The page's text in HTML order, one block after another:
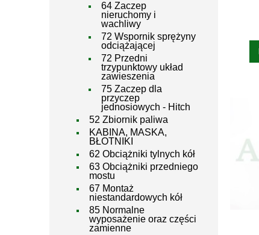
64 Zaczep
nieruchomy i
wachliwy
72 Wspornik sprężyny
odciążającej
72 Przedni
trzypunktowy układ
zawieszenia
75 Zaczep dla
przyczep
jednosiowych - Hitch
52 Zbiornik paliwa
KABINA, MASKA,
BŁOTNIKI
62 Obciążniki tylnych kół
63 Obciążniki przedniego
mostu
67 Montaż
niestandardowych kół
85 Normalne
wyposażenie oraz części
zamienne